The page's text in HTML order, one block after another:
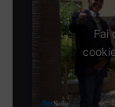
Fai